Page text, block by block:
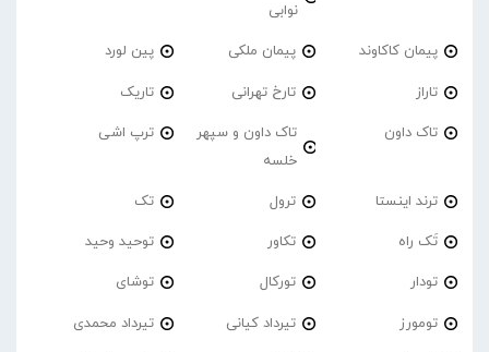
نوابی
پیمان کاکاوند پیمان ملکی پین لورد
تاراز تارخ تهرانی تاریک
تاک داون
تاک داون و سپهر
خلسه
ترپ اشی
ترند اینستا ترول تک
تَک راه تکاور توحید وحید
تودار تورکال توشای
تومورز تیرداد کیانی تیرداد محمدی